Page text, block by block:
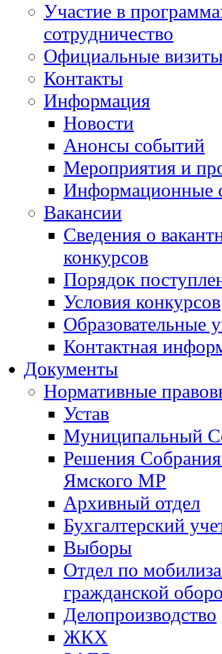
Участие в
сотрудничество
Официальные
Контакты
Информация
Новости
Анонсы событий
Мероприятия и
Информационные
Вакансии
Сведения о
конкурсов
Порядок
Условия конкурсов
Образовательные
Контактная
Документы
Нормативные
Устав
Муниципальный
Решения
Ямского МР
Архивный отдел
Бухгалтерский
Выборы
Отдел по
гражданской
Делопроизводство
ЖКХ